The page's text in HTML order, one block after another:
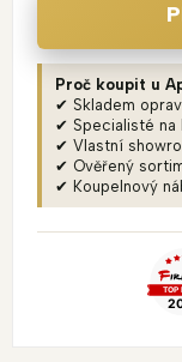
Proč koupit u
✔ Skladem
✔ Specialisté na
✔ Vlastní
✔ Ověřený
✔ Koupelnový